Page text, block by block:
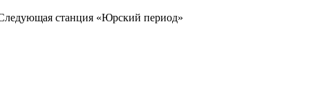
станция «Юрский период»